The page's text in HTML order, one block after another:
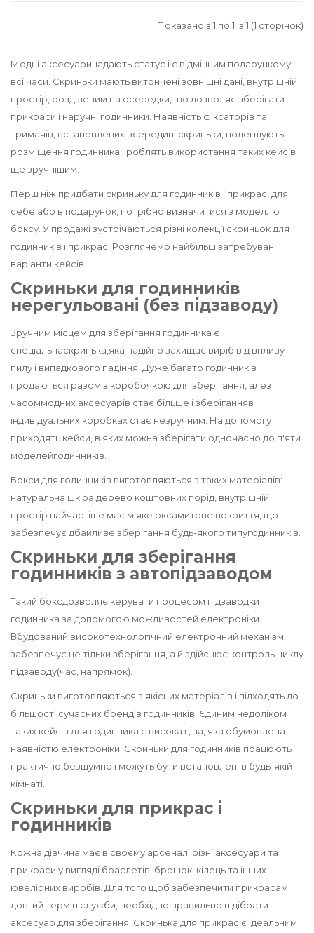
Показано з 1 по 1 із 1 (1 сторінок)
Модні аксесуаринадають статус і є відмінним подарункому
всі часи. Скриньки мають витончені зовнішні дані, внутрішній
простір, розділеним на осередки, що дозволяє зберігати
прикраси і наручні годинники. Наявність фіксаторів та
тримачів, встановлених всередині скриньки, полегшують
розміщення годинника і роблять використання таких кейсів
ще зручнішим.
Перш ніж придбати скриньку для годинників і прикрас, для
себе або в подарунок, потрібно визначитися з моделлю
боксу . У продажі зустрічаються різні колекції скриньок для
годинників і прикрас. Розглянемо найбільш затребувані
варіанти кейсів.
Скриньки для годинників
нерегульовані (без підзаводу)
Зручним місцем для зберігання годинника є
спеціальнаскринька, яка надійно захищає виріб від впливу
пилу і випадкового падіння. Дуже багато годинників
продаються разом з коробочкою для зберігання, алез
часоммодних аксесуарів стає більше ізберіганняв
індивідуальних коробках стає незручним. На допомогу
приходять кейси, в яких можна зберігати одночасно до п'яти
моделейгодинників.
Бокси для годинників виготовляються з таких матеріалів:
натуральна шкіра, дерево коштовних порід, внутрішній
простір найчастіше має м'яке оксамитове покриття, що
забезпечує дбайливе зберігання будь-якого типугодинників.
Скриньки для зберігання
годинників з автопідзаводом
Такий боксдозволяє керувати процесом підзаводки
годинника за допомогою можливостей електроніки.
Вбудований високотехнологічний електронний механізм,
забезпечує не тільки зберігання, а й здійснює контроль циклу
підзаводу(час, напрямок).
Скриньки виготовляються з якісних матеріалів і підходять до
більшості сучасних брендів годинників. Єдиним недоліком
таких кейсів для годинника є висока ціна, яка обумовлена
наявністю електроніки. Скриньки для годинників працюють
практично безшумно і можуть бути встановлені в будь-якій
кімнаті.
Скриньки для прикрас і
годинників
Кожна дівчина має в своєму арсеналі різні аксесуари та
прикраси у вигляді браслетів, брошок, кілець та інших
ювелірних виробів. Для того щоб забезпечити прикрасам
довгий термін служби, необхідно правильно підібрати
аксесуар для зберігання. Скринька для прикрас є ідеальним